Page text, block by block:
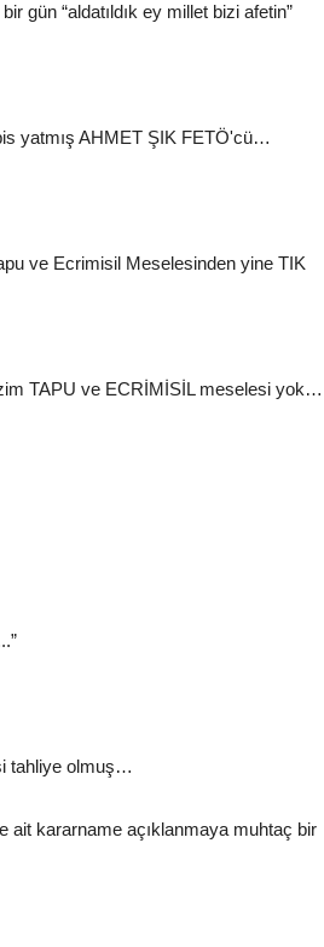
gün “aldatıldık ey millet bizi afetin”
yatmış AHMET ŞIK FETÖ'cü…
ve Ecrimisil Meselesinden yine TIK
TAPU ve ECRİMİSİL meselesi yok…
tahliye olmuş…
ait kararname açıklanmaya muhtaç bir